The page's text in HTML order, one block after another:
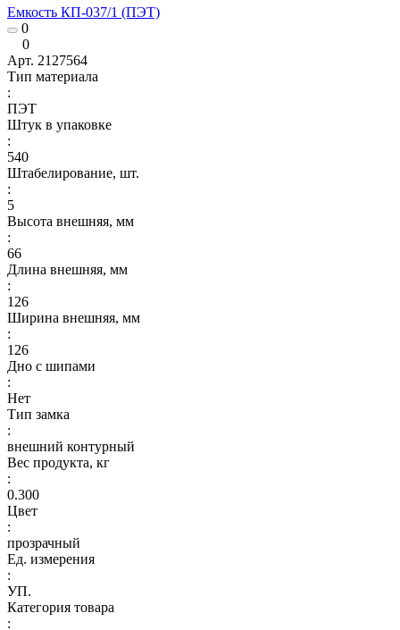
Емкость КП-037/1 (ПЭТ)
0
0
Арт. 2127564
Тип материала
:
ПЭТ
Штук в упаковке
:
540
Штабелирование, шт.
:
5
Высота внешняя, мм
:
66
Длина внешняя, мм
:
126
Ширина внешняя, мм
:
126
Дно с шипами
:
Нет
Тип замка
:
внешний контурный
Вес продукта, кг
:
0.300
Цвет
:
прозрачный
Ед. измерения
:
УП.
Категория товара
: